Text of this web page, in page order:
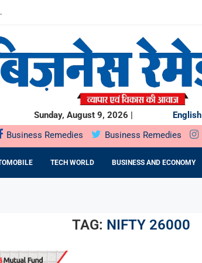
बारे में...
करोड़...EQUITY ALL...
OPPORTUNITIES...
BUILT AROUND INDIA’S...
Sunday, August 9, 2026 | English
Business Remedies Business Remedies
TECH WORLD BUSINESS AND ECONOMY
TAG: NIFTY 26000